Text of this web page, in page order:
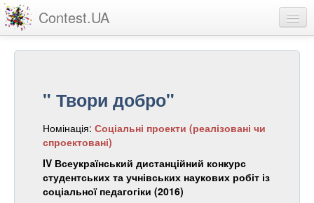
Contest.UA
Статистика
Про проект
реєстрація
" Твори добро"
Номінація: Соціальні проекти (реалізовані чи
спроектовані)
IV Всеукраїнський дистанційний конкурс
студентських та учнівських наукових робіт із
соціальної педагогіки (2016)